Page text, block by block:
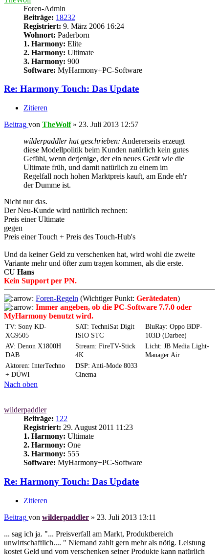
Foren-Admin
Beiträge: 18232
Registriert: 9. März 2006 16:24
Wohnort: Paderborn
1. Harmony: Elite
2. Harmony: Ultimate
3. Harmony: 900
Software: MyHarmony+PC-Software
Re: Harmony Touch: Das Update
Zitieren
Beitrag von TheWolf» 23. Juli 2013 12:57
wilderpaddler hat geschrieben: Andererseits erzeugt
diese Modellpolitik beim Kunden natürlich kein gutes
Gefühl, wenn derjenige, der ein neues Gerät wie die
Ultimate früh, und damit natürlich zu einem im
Regelfall noch hohen Marktpreis kauft, am Ende eh'r
der Dumme ist.
Nicht nur das.
Der Neu-Kunde wird natürlich rechnen:
Preis einer Ultimate
gegen
Preis einer Touch + Preis des Touch-Hub's
Und da keiner Geld zu verschenken hat, wird wohl die zweite
Variante mehr und öfter zum tragen kommen, als die erste.
CU Hans
Kein Support per PN.
Foren-Regeln (Wichtiger Punkt: Gerätedaten)
Immer angeben, ob die PC-Software 7.7.0 oder
MyHarmony benutzt wird.
TV: Sony KD-
XG9505
SAT: TechniSat Digit
ISIO STC
BluRay: Oppo BDP-
103D (Darbee)
AV: Denon X1800H
DAB
Stream: FireTV-Stick
4K
Licht: JB Media Light-
Manager Air
Aktoren: InterTechno
+ DÜWI
DSP: Anti-Mode 8033
Cinema
Nach oben
wilderpaddler
Beiträge: 122
Registriert: 29. August 2011 11:23
1. Harmony: Ultimate
2. Harmony: One
3. Harmony: 555
Software: MyHarmony+PC-Software
Re: Harmony Touch: Das Update
Zitieren
Beitrag von wilderpaddler » 23. Juli 2013 13:11
... sag ich ja. "... Preisverfall am Markt, Produktbereich
unwirtschaftlich.... " Niemand zahlt gern mehr als nötig. Leistung
kostet Geld und vom verschenken seiner Produkte kann natürlich